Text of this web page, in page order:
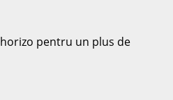
pentru un plus de